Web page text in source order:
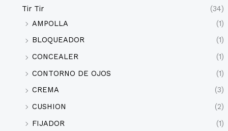
Tir Tir
(34)
AMPOLLA
(1)
BLOQUEADOR
(1)
CONCEALER
(1)
CONTORNO DE OJOS
(1)
CREMA
(3)
CUSHION
(2)
FIJADOR
(1)